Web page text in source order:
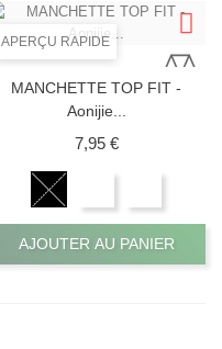
APERÇU RAPIDE
MANCHETTE TOP FIT -
Aonijie...
7,95 €Prix
AJOUTER AU PANIER